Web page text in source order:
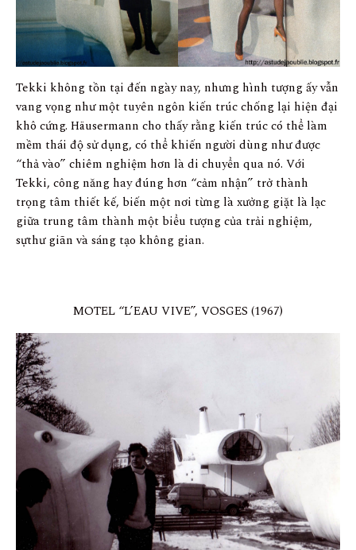
Tekki không tồn tại đến ngày nay, nhưng hình tượng ấy vẫn
vang vọng như một tuyên ngôn kiến trúc chống lại hiện đại
khô cứng. Häusermann cho thấy rằng kiến trúc có thể làm
mềm thái độ sử dụng, có thể khiến người dùng như được
“thả vào” chiêm nghiệm hơn là di chuyển qua nó. Với
Tekki, công năng hay đúng hơn “cảm nhận” trở thành
trọng tâm thiết kế, biến một nơi từng là xưởng giặt là lạc
giữa trung tâm thành một biểu tượng của trải nghiệm,
sựthư giãn và sáng tạo không gian.
MOTEL “L’EAU VIVE”, VOSGES (1967)